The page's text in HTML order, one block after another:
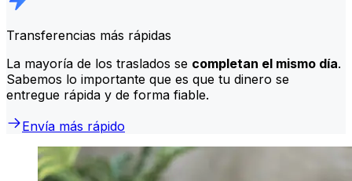
Transferencias más rápidas
La mayoría de los traslados se completan el mismo día.
Sabemos lo importante que es que tu dinero se
entregue rápida y de forma fiable.
Envía más rápido